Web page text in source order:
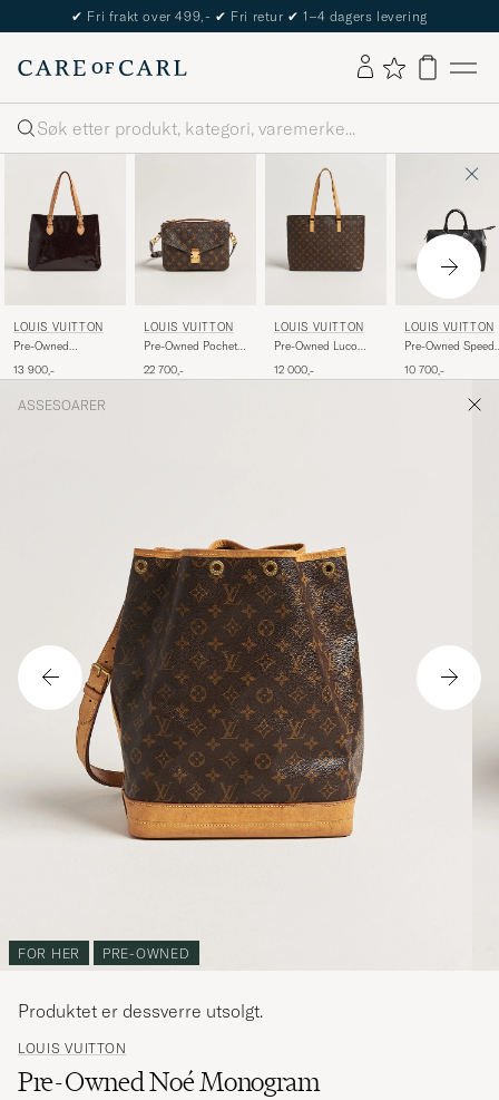
✔ Fri frakt over 499,- ✔ Fri retur ✔ 1–4 dagers levering
Søk
LOUIS VUITTON
Pre-Owned
Vernis Leather
13 900,-
LOUIS VUITTON
Pre-Owned Pochette
22 700,-
LOUIS VUITTON
Pre-Owned Luco
12 000,-
LOUIS VUITTON
Pre-Owned Speedy
10 700,-
ASSESOARER
FOR HER PRE-OWNED
LOUIS VUITTON
Pre-Owned Noé Monogram
Produktet er dessverre utsolgt.